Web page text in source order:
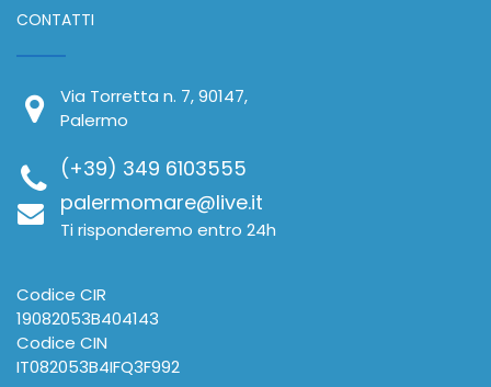
CONTATTI
Via Torretta n. 7, 90147,
Palermo
(+39) 349 6103555
palermomare@live.it
Ti risponderemo entro 24h
Codice CIR
19082053B404143
Codice CIN
IT082053B4IFQ3F992